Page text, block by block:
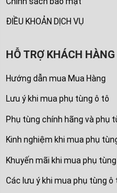
ĐIỀU KHOẢN DỊCH VỤ
HỖ TRỢ KHÁCH HÀNG
Hướng dẫn mua Mua Hàng
Lưu ý khi mua phụ tùng ô tô
Phụ tùng chính hãng và phụ
Kinh nghiệm khi mua phụ
Khuyến mãi khi mua phụ
Các lưu ý khi mua phụ tùng ô